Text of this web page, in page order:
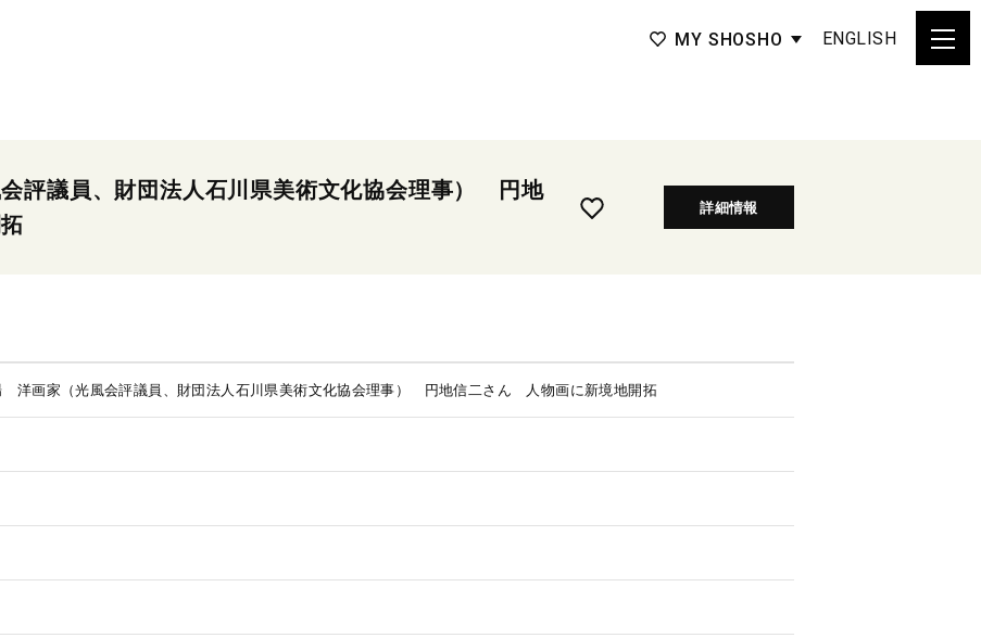
MY SHOSHO ENGLISH
評議員、財団法人石川県美術文化協会理事） 円地
詳細情報
洋画家（光風会評議員、財団法人石川県美術文化協会理事） 円地信二さん 人物画に新境地開拓